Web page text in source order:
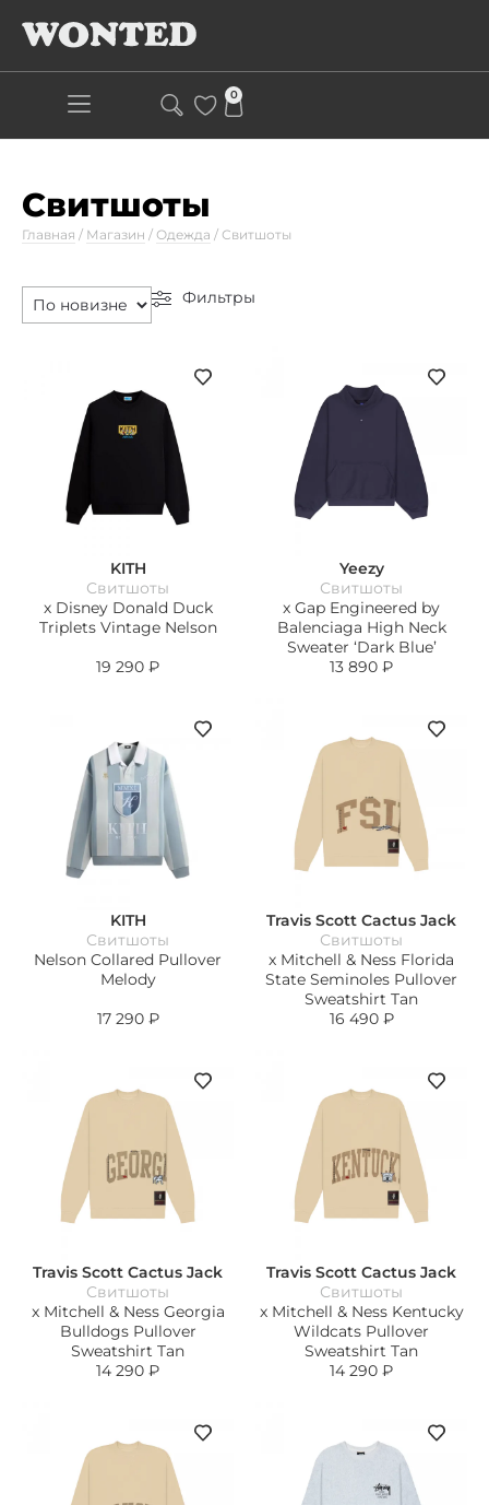
0
Свитшоты
Главная / Магазин / Одежда / Свитшоты
Фильтры
KITH
Свитшоты
х Disney Donald Duck
Triplets Vintage Nelson
19 290 ₽
Yeezy
Свитшоты
x Gap Engineered by
Balenciaga High Neck
Sweater ‘Dark Blue’
13 890 ₽
KITH
Свитшоты
Nelson Collared Pullover
Melody
17 290 ₽
Travis Scott Cactus Jack
Свитшоты
x Mitchell & Ness Florida
State Seminoles Pullover
Sweatshirt Tan
16 490 ₽
Travis Scott Cactus Jack
Свитшоты
x Mitchell & Ness Georgia
Bulldogs Pullover
Sweatshirt Tan
14 290 ₽
Travis Scott Cactus Jack
Свитшоты
x Mitchell & Ness Kentucky
Wildcats Pullover
Sweatshirt Tan
14 290 ₽